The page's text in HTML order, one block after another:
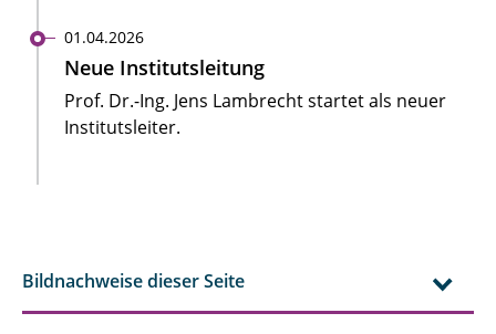
01.04.2026
Neue Institutsleitung
Prof. Dr.-Ing. Jens Lambrecht startet als neuer
Institutsleiter.
Bildnachweise dieser Seite